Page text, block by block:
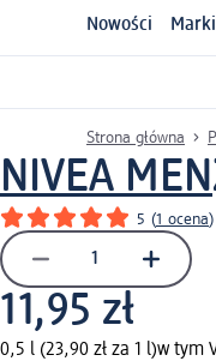
Nowości Marki
Strona główna
NIVEA MEN
5 (1 ocena)
11,95 zł
0,5 l (23,90 zł za 1 l)w tym